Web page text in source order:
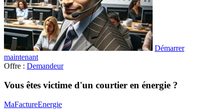
Démarrer
maintenant
Offre : Demandeur
Vous êtes victime d'un courtier en énergie ?
MaFactureEnergie